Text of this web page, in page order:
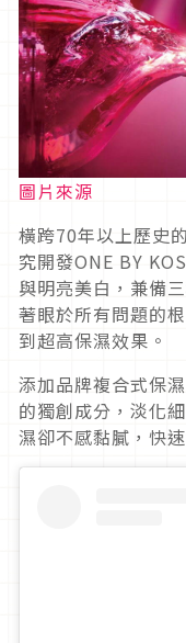
圖片來源
橫跨70年以上歷史
究開發ONE BY
與明亮美白，兼備
著眼於所有問題的
到超高保濕效果。
添加品牌複合式保
的獨創成分，淡化
濕卻不感黏膩，快